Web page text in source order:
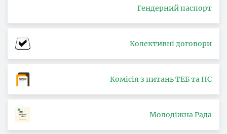
Гендерний паспорт
Колективні договори
Комісія з питань ТЕБ та НС
Молодіжна Рада